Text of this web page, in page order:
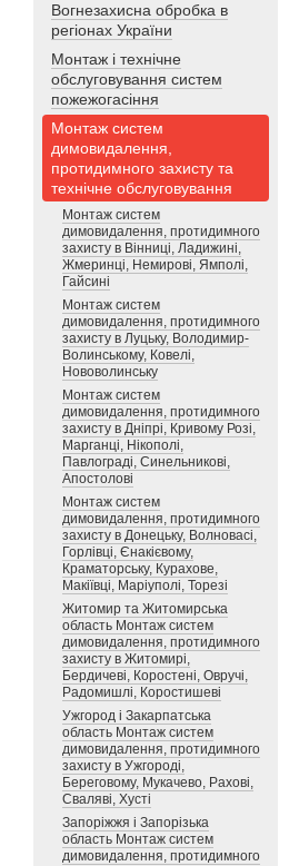
Вогнезахисна обробка в
регіонах України
Монтаж і технічне
обслуговування систем
пожежогасіння
Монтаж систем
димовидалення,
протидимного захисту та
технічне обслуговування
Монтаж систем
димовидалення, протидимного
захисту в Вінниці, Ладижині,
Жмеринці, Немирові, Ямполі,
Гайсині
Монтаж систем
димовидалення, протидимного
захисту в Луцьку, Володимир-
Волинському, Ковелі,
Нововолинську
Монтаж систем
димовидалення, протидимного
захисту в Дніпрі, Кривому Розі,
Марганці, Нікополі,
Павлограді, Синельникові,
Апостолові
Монтаж систем
димовидалення, протидимного
захисту в Донецьку, Волновасі,
Горлівці, Єнакієвому,
Краматорську, Курахове,
Макіївці, Маріуполі, Торезі
Житомир та Житомирська
область Монтаж систем
димовидалення, протидимного
захисту в Житомирі,
Бердичеві, Коростені, Овручі,
Радомишлі, Коростишеві
Ужгород і Закарпатська
область Монтаж систем
димовидалення, протидимного
захисту в Ужгороді,
Береговому, Мукачево, Рахові,
Сваляві, Хусті
Запоріжжя і Запорізька
область Монтаж систем
димовидалення, протидимного